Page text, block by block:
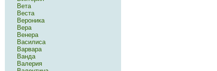
Вета
Веста
Вероника
Вера
Венера
Василиса
Варвара
Ванда
Валерия